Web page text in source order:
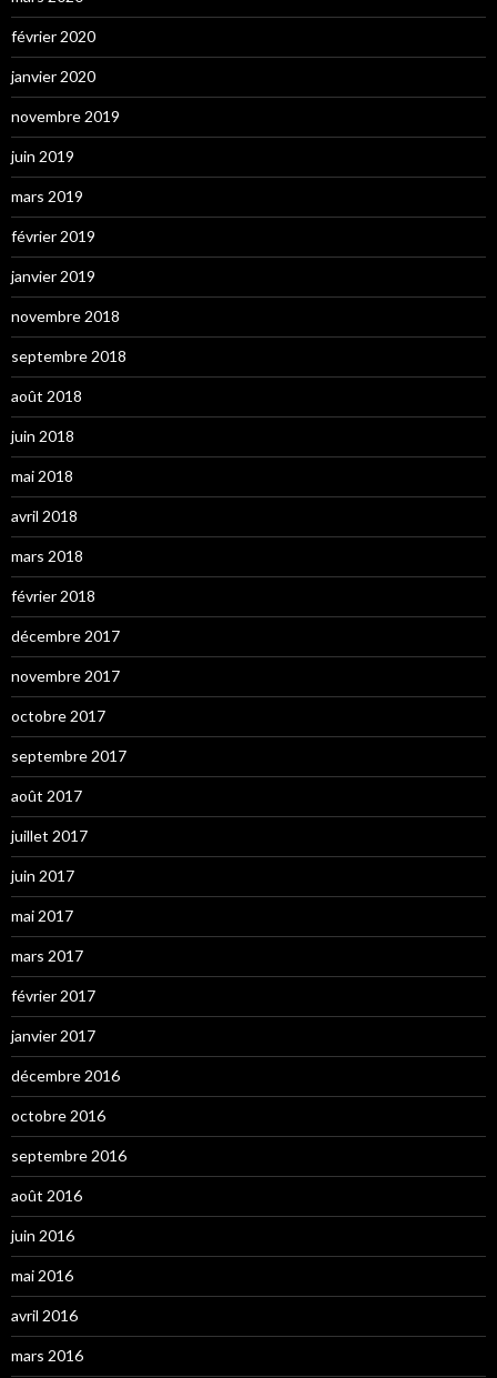
février 2020
janvier 2020
novembre 2019
juin 2019
mars 2019
février 2019
janvier 2019
novembre 2018
septembre 2018
août 2018
juin 2018
mai 2018
avril 2018
mars 2018
février 2018
décembre 2017
novembre 2017
octobre 2017
septembre 2017
août 2017
juillet 2017
juin 2017
mai 2017
mars 2017
février 2017
janvier 2017
décembre 2016
octobre 2016
septembre 2016
août 2016
juin 2016
mai 2016
avril 2016
mars 2016